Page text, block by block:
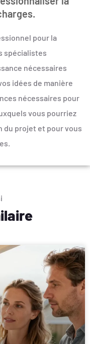
pour la
spécialistes
nécessaires
idées de manière
nécessaires pour
vous pourriez
du projet et pour vous